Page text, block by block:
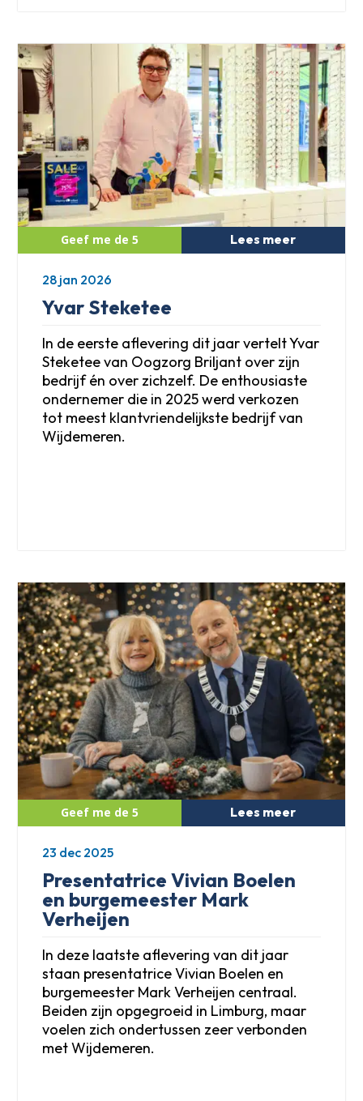
Yvar Steketee
In de eerste aflevering dit jaar vertelt Yvar
Steketee van Oogzorg Briljant over zijn
bedrijf én over zichzelf. De enthousiaste
ondernemer die in 2025 werd verkozen
tot meest klantvriendelijkste bedrijf van
Wijdemeren.
Lees meer
28 jan 2026
Presentatrice Vivian Boelen
en burgemeester Mark
Verheijen
In deze laatste aflevering van dit jaar
staan presentatrice Vivian Boelen en
burgemeester Mark Verheijen centraal.
Beiden zijn opgegroeid in Limburg, maar
voelen zich ondertussen zeer verbonden
met Wijdemeren.
Lees meer
23 dec 2025